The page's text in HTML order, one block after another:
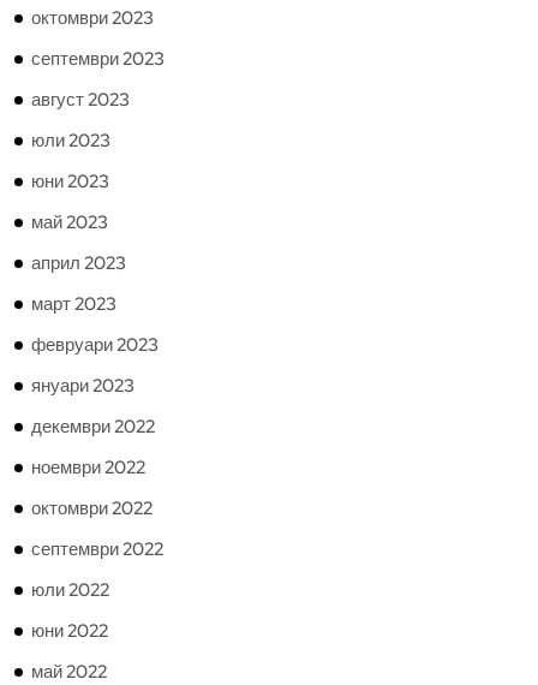
октомври 2023
септември 2023
август 2023
юли 2023
юни 2023
май 2023
април 2023
март 2023
февруари 2023
януари 2023
декември 2022
ноември 2022
октомври 2022
септември 2022
юли 2022
юни 2022
май 2022